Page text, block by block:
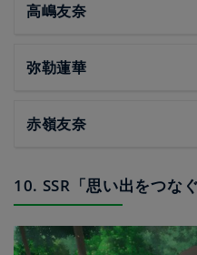
高嶋友奈
弥勒蓮華
赤嶺友奈
10. SSR「思い出をつな